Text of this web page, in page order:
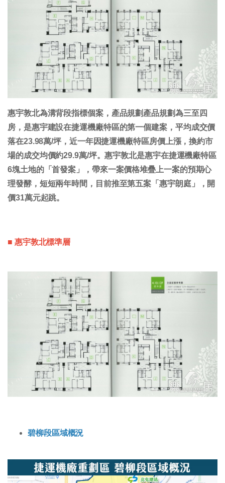
惠宇敦北為溝背段指標個案，產品規劃產品規劃為三至四
房，是惠宇建設在捷運機廠特區的第一個建案，平均成交價
落在23.98萬/坪，近一年因捷運機廠特區房價上漲，換約市
場的成交均價約29.9萬/坪。惠宇敦北是惠宇在捷運機廠特區
6塊土地的「首發案」，帶來一案價格堆疊上一案的預期心
理發酵，短短兩年時間，目前推至第五案「惠宇朗庭」，開
價31萬元起跳。
■ 惠宇敦北標準層
碧柳段區域概況